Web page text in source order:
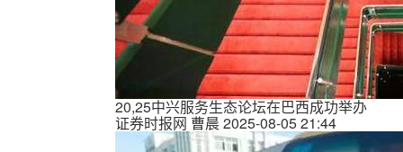
20,25中兴服务生态论坛在巴西成功举办
证券时报网 曹晨 2025-08-05 21:44